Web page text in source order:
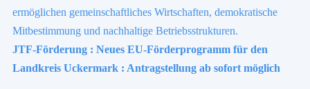
ermöglichen gemeinschaftliches Wirtschaften, demokratische
Mitbestimmung und nachhaltige Betriebsstrukturen.
JTF-Förderung : Neues EU-Förderprogramm für den
Landkreis Uckermark : Antragstellung ab sofort möglich